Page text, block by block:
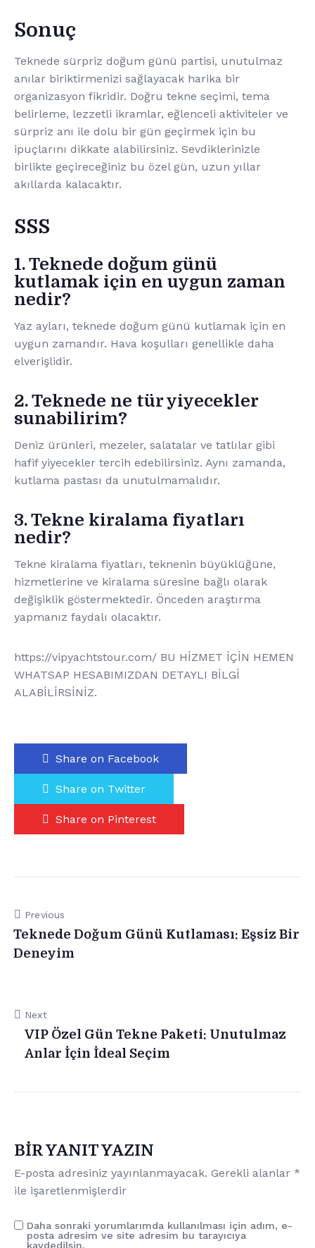
Sonuç
Teknede sürpriz doğum günü partisi, unutulmaz
anılar biriktirmenizi sağlayacak harika bir
organizasyon fikridir. Doğru tekne seçimi, tema
belirleme, lezzetli ikramlar, eğlenceli aktiviteler ve
sürpriz anı ile dolu bir gün geçirmek için bu
ipuçlarını dikkate alabilirsiniz. Sevdiklerinizle
birlikte geçireceğiniz bu özel gün, uzun yıllar
akıllarda kalacaktır.
SSS
1. Teknede doğum günü
kutlamak için en uygun zaman
nedir?
Yaz ayları, teknede doğum günü kutlamak için en
uygun zamandır. Hava koşulları genellikle daha
elverişlidir.
2. Teknede ne tür yiyecekler
sunabilirim?
Deniz ürünleri, mezeler, salatalar ve tatlılar gibi
hafif yiyecekler tercih edebilirsiniz. Aynı zamanda,
kutlama pastası da unutulmamalıdır.
3. Tekne kiralama fiyatları
nedir?
Tekne kiralama fiyatları, teknenin büyüklüğüne,
hizmetlerine ve kiralama süresine bağlı olarak
değişiklik göstermektedir. Önceden araştırma
yapmanız faydalı olacaktır.
https://vipyachtstour.com/ BU HİZMET İÇİN HEMEN
WHATSAP HESABIMIZDAN DETAYLI BİLGİ
ALABİLİRSİNİZ.
Share on Facebook
Share on Twitter
Share on Pinterest
Previous
Teknede Doğum Günü Kutlaması: Eşsiz Bir
Deneyim
Next
VIP Özel Gün Tekne Paketi: Unutulmaz
Anlar İçin İdeal Seçim
BIR YANIT YAZIN
E-posta adresiniz yayınlanmayacak. Gerekli alanlar *
ile işaretlenmişlerdir
Daha sonraki yorumlarımda kullanılması için adım, e-
posta adresim ve site adresim bu tarayıcıya
kaydedilsin.